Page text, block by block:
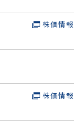
株価情報
株価情報